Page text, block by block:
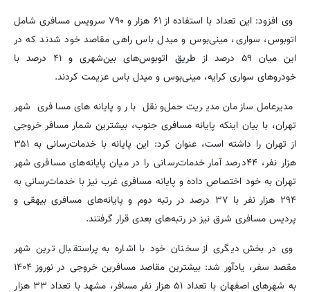
وی افزود: این تعداد با استفاده از ۶۱ هزار و ۷۹۰ سرویس مسافری شامل
اتوبوس، سواری، مینی‌بوس و میدل باس راهی مقاصد خود شدند که در
این میان ۵۹ درصد از طریق اتوبوس‌های بین‌شهری و ۴۱ درصد با
خودروهای سواری کرایه، مینی‌بوس و میدل باس عزیمت کردند.
مدیرعامل سازمان مدیریت حمل‌ونقل بار و پایانه‌های مسافری شهر
تهران، با بیان اینکه پایانه مسافری جنوب، بیشترین شمار مسافر خروجی
از تهران را داشته است، عنوان کرد: این پایانه با خدمات‌رسانی به ۳۵۱
هزار نفر، ۴۴درصد آمار خدمات‌رسانی را در میان پایانه‌های مسافری شهر
تهران به خود اختصاص داده و پایانه مسافری غرب نیز با خدمات‌رسانی به
۲۹۴ هزار نفر با ۳۷ درصد در رتبه دوم و پایانه‌های مسافری بیهقی و
پردیس مسافری شرق نیز در رتبه‌های بعدی قرار گرفتند.
وی در بخش دیگری از سخنان خود با اشاره به پراستقبال ترین شهر
مقصد سفر، یادآور شد: بیشترین مقاصد مسافرین خروجی در نوروز ۱۴۰۴
به شهرهای اصفهان با تعداد ۵۱ هزار نفر مسافر، مشهد با تعداد ۳۳ هزار